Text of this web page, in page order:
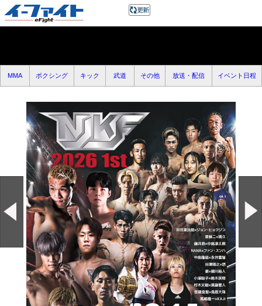
MMA ボクシング キック 武道 その他 放送・配信 イベント日程